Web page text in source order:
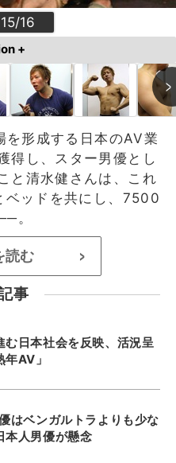
15/16
+
を形成する日本のAV業
得し、スター男優とし
と清水健さんは、これ
ベッドを共にし、7500
。
読む >
事
む日本社会を反映、活況呈
AV」
優はベンガルトラよりも少な
本人男優が懸念